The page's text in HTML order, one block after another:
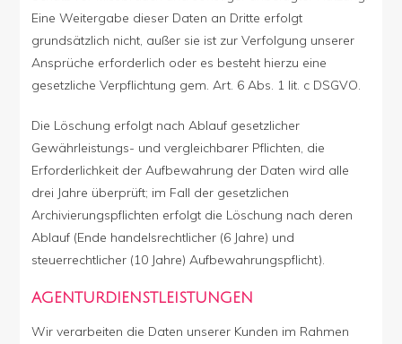
Eine Weitergabe dieser Daten an Dritte erfolgt
grundsätzlich nicht, außer sie ist zur Verfolgung unserer
Ansprüche erforderlich oder es besteht hierzu eine
gesetzliche Verpflichtung gem. Art. 6 Abs. 1 lit. c DSGVO.
Die Löschung erfolgt nach Ablauf gesetzlicher
Gewährleistungs- und vergleichbarer Pflichten, die
Erforderlichkeit der Aufbewahrung der Daten wird alle
drei Jahre überprüft; im Fall der gesetzlichen
Archivierungspflichten erfolgt die Löschung nach deren
Ablauf (Ende handelsrechtlicher (6 Jahre) und
steuerrechtlicher (10 Jahre) Aufbewahrungspflicht).
AGENTURDIENSTLEISTUNGEN
Wir verarbeiten die Daten unserer Kunden im Rahmen